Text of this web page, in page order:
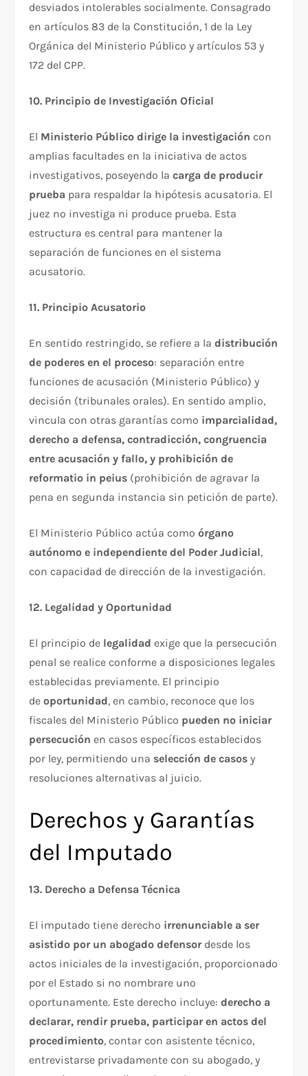
desviados intolerables socialmente. Consagrado
en artículos 83 de la Constitución, 1 de la Ley
Orgánica del Ministerio Público y artículos 53 y
172 del CPP.​
10. Principio de Investigación Oficial
El Ministerio Público dirige la investigación con
amplias facultades en la iniciativa de actos
investigativos, poseyendo lacarga de producir
prueba para respaldar la hipótesis acusatoria. El
juez no investiga ni produce prueba. Esta
estructura es central para mantener la
separación de funciones en el sistema
acusatorio.​
11. Principio Acusatorio
En sentido restringido, se refiere a ladistribución
de poderes en el proceso: separación entre
funciones de acusación (Ministerio Público) y
decisión (tribunales orales). En sentido amplio,
vincula con otras garantías como imparcialidad,
derecho a defensa, contradicción, congruencia
entre acusación y fallo, y prohibición de
reformatio in peius (prohibición de agravar la
pena en segunda instancia sin petición de parte).​
El Ministerio Público actúa comoórgano
autónomo e independiente del Poder Judicial,
con capacidad de dirección de la investigación.​
12. Legalidad y Oportunidad
El principio de legalidad exige que la persecución
penal se realice conforme a disposiciones legales
establecidas previamente. El principio
deoportunidad, en cambio, reconoce que los
fiscales del Ministerio Público pueden no iniciar
persecución en casos específicos establecidos
por ley, permitiendo una selección de casos y
resoluciones alternativas al juicio.​
Derechos y Garantías
del Imputado
13. Derecho a Defensa Técnica
El imputado tiene derecho irrenunciable a ser
asistido por un abogado defensordesde los
actos iniciales de la investigación, proporcionado
por el Estado si no nombrare uno
oportunamente. Este derecho incluye:derecho a
declarar, rendir prueba, participar en actos del
procedimiento, contar con asistente técnico,
entrevistarse privadamente con su abogado, y